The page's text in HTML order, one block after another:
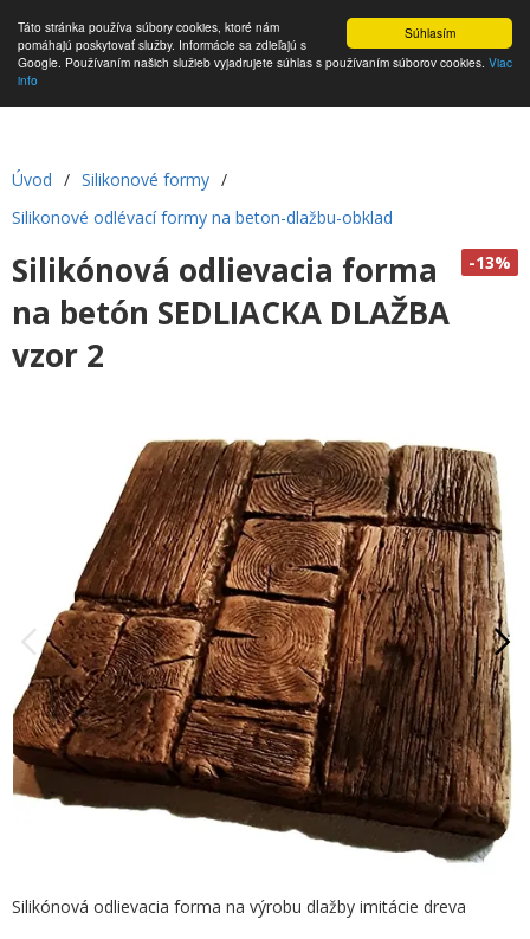
Súhlasím
Táto stránka používa súbory cookies, ktoré nám
pomáhajú poskytovať služby. Informácie sa zdieľajú s
Google. Používaním našich služieb vyjadrujete súhlas s používaním súborov cookies. Viac
info
Úvod / Silikonové formy /
Silikonové odlévací formy na beton-dlažbu-obklad
-13%
Silikónová odlievacia forma
na betón SEDLIACKA DLAŽBA
vzor 2
Silikónová odlievacia forma na výrobu dlažby imitácie dreva